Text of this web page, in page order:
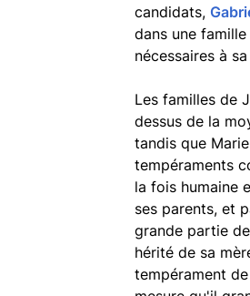
candidats,
dans une
nécessaires à
Les familles de
dessus de la
tandis que
tempéraments
la fois humaine
ses parents, et
grande partie
hérité de sa
tempérament